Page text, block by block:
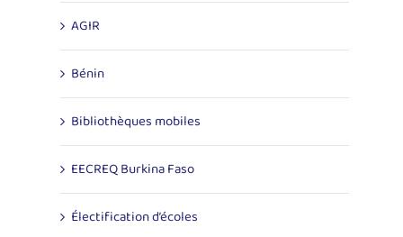
AGIR
Bénin
Bibliothèques mobiles
EECREQ Burkina Faso
Électification d’écoles